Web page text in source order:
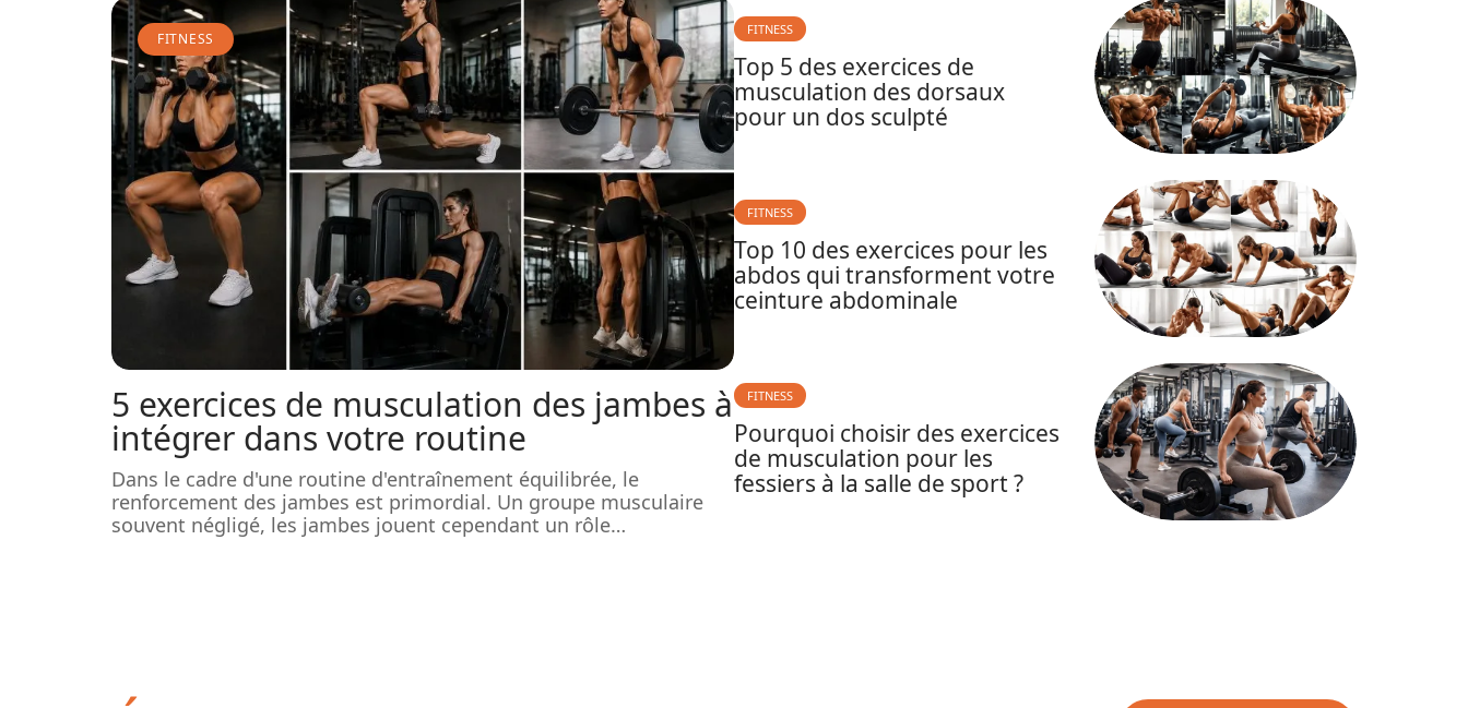
FITNESS
5 exercices de musculation des jambes à
intégrer dans votre routine
Dans le cadre d'une routine d'entraînement équilibrée, le
renforcement des jambes est primordial. Un groupe musculaire
souvent négligé, les jambes jouent cependant un rôle…
FITNESS
Top 5 des exercices de
musculation des dorsaux
pour un dos sculpté
FITNESS
Top 10 des exercices pour les
abdos qui transforment votre
ceinture abdominale
FITNESS
Pourquoi choisir des exercices
de musculation pour les
fessiers à la salle de sport ?